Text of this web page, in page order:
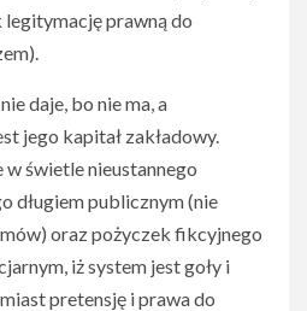
prawną do
daje, bo nie ma, a
jego kapitał zakładowy.
świetle nieustannego
długiem publicznym (nie
oraz pożyczek fikcyjnego
iż system jest goły i
pretensję i prawa do